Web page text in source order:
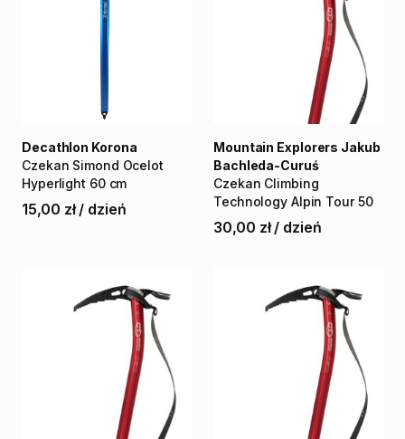
Czekan Simond Ocelot
Hyperlight 60 cm
Decathlon Korona
15,00 zł / dzień
Czekan Climbing
Technology Alpin Tour 50
Mountain Explorers Jakub
Bachleda-Curuś
30,00 zł / dzień